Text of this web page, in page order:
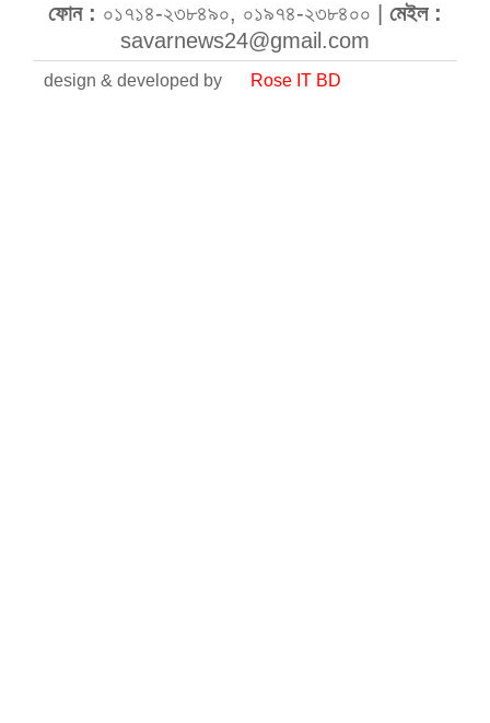
ফোন : ০১৭১৪-২৩৮৪৯০, ০১৯৭৪-২৩৮৪০০ | মেইল :
savarnews24@gmail.com
design & developed by Rose IT BD